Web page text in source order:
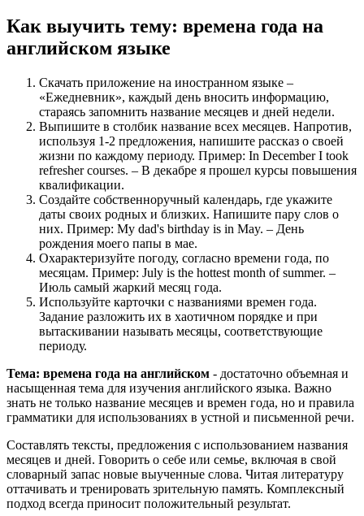
Как выучить тему: времена года на
английском языке
Скачать приложение на иностранном языке –
«Ежедневник», каждый день вносить информацию,
стараясь запомнить название месяцев и дней недели.
Выпишите в столбик название всех месяцев. Напротив,
используя 1-2 предложения, напишите рассказ о своей
жизни по каждому периоду. Пример: In December I took
refresher courses. – В декабре я прошел курсы повышения
квалификации.
Создайте собственноручный календарь, где укажите
даты своих родных и близких. Напишите пару слов о
них. Пример: My dad's birthday is in May. – День
рождения моего папы в мае.
Охарактеризуйте погоду, согласно времени года, по
месяцам. Пример: July is the hottest month of summer. –
Июль самый жаркий месяц года.
Используйте карточки с названиями времен года.
Задание разложить их в хаотичном порядке и при
вытаскивании называть месяцы, соответствующие
периоду.
Тема: времена года на английском - достаточно объемная и
насыщенная тема для изучения английского языка. Важно
знать не только название месяцев и времен года, но и правила
грамматики для использованиях в устной и письменной речи.
Составлять тексты, предложения с использованием названия
месяцев и дней. Говорить о себе или семье, включая в свой
словарный запас новые выученные слова. Читая литературу
оттачивать и тренировать зрительную память. Комплексный
подход всегда приносит положительный результат.